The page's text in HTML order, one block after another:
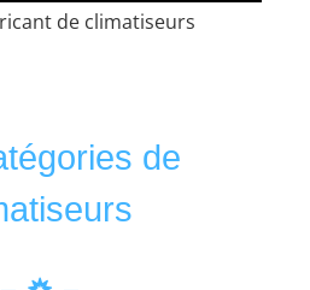
de climatiseurs
de